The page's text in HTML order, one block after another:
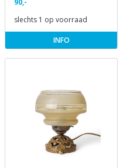
slechts 1 op voorraad
INFO